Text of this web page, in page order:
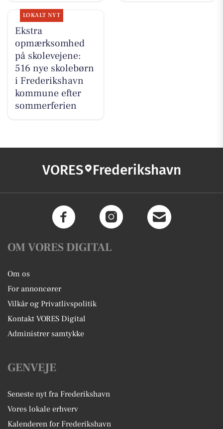
LOKALT NYT
Ekstra
opmærksomhed
på skolevejene:
516 nye skolebørn
i Frederikshavn
kommune efter
sommerferien
VORES Frederikshavn
OM VORES DIGITAL
Om os
For annoncører
Vilkår og Privatlivspolitik
Kontakt VORES Digital
Administrer samtykke
GENVEJE
Seneste nyt fra Frederikshavn
Vores lokale erhverv
Kalenderen for Frederikshavn